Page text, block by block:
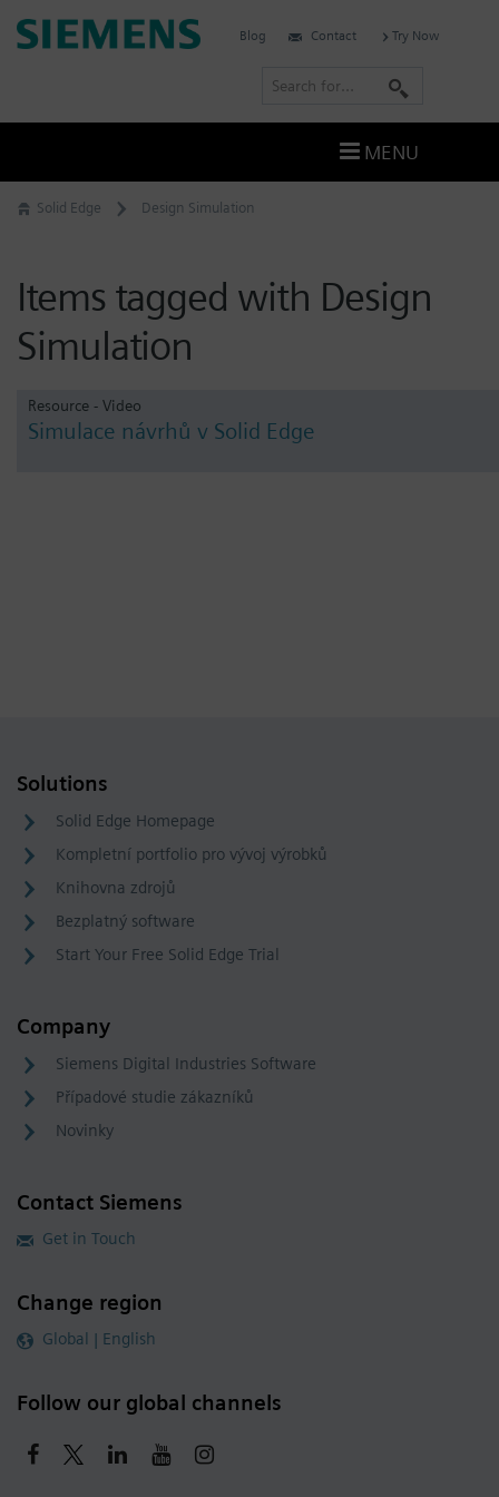
Skip
to
Solid Edge Design Simulation
Items tagged with Design
Simulation
Resource - Video
Simulace návrhů v Solid Edge
Solutions
Solid Edge Homepage
Kompletní portfolio pro vývoj výrobků
Knihovna zdrojů
Bezplatný software
Start Your Free Solid Edge Trial
Company
Siemens Digital Industries Software
Případové studie zákazníků
Novinky
Contact Siemens
Get in Touch
Change region
Global | English
Follow our global channels
Siemens
Blog Contact Try Now
r
c
MENU